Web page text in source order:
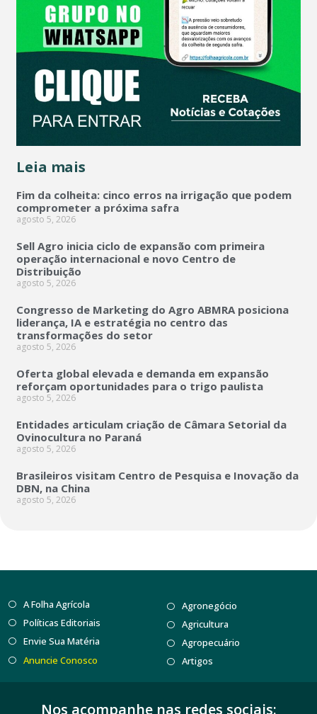
Leia mais
Fim da colheita: cinco erros na irrigação que podem
comprometer a próxima safra
agosto 5, 2026
Sell Agro inicia ciclo de expansão com primeira
operação internacional e novo Centro de
Distribuição
agosto 5, 2026
Congresso de Marketing do Agro ABMRA posiciona
liderança, IA e estratégia no centro das
transformações do setor
agosto 5, 2026
Oferta global elevada e demanda em expansão
reforçam oportunidades para o trigo paulista
agosto 5, 2026
Entidades articulam criação de Câmara Setorial da
Ovinocultura no Paraná
agosto 5, 2026
Brasileiros visitam Centro de Pesquisa e Inovação da
DBN, na China
agosto 5, 2026
A Folha Agrícola
Políticas Editoriais
Envie Sua Matéria
Anuncie Conosco
Agronegócio
Agricultura
Agropecuário
Artigos
Nos acompanhe nas redes sociais: